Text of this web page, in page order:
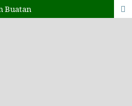
Buatan